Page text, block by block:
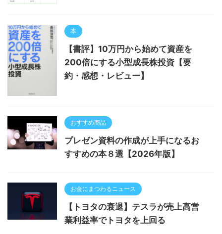
本
【書評】10万円から始めて資産を
200倍にする小型成長株投資【要
約・感想・レビュー】
おすすめ商品
プレゼン資料の作成が上手になるお
すすめの本８選【2026年版】
お金にまつわるニュース
【トヨタの衰退】テスラが売上高営
業利益率でトヨタを上回る